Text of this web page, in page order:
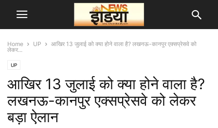
Home UP
आखिर 13 जुलाई को क्या होने वाला है? लखनऊ-कानपुर एक्सप्रेसवे को
लेकर...
UP
आखिर 13 जुलाई को क्या होने वाला है?
लखनऊ-कानपुर एक्सप्रेसवे को लेकर
बड़ा ऐलान